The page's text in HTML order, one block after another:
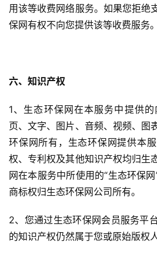
用该等收费网络服务。如果您拒绝
保网有权不向您提供该等收费服务。
六、知识产权
1、生态环保网在本服务中提供
页、文字、图片、音频、视频、图
环保网所有，生态环保网提供本
权、专利权及其他知识产权均归生
网在本服务中所使用的“生态环保
商标权归生态环保网公司所有。
2、您通过生态环保网会员服务平
的知识产权仍然属于您或原始版权人